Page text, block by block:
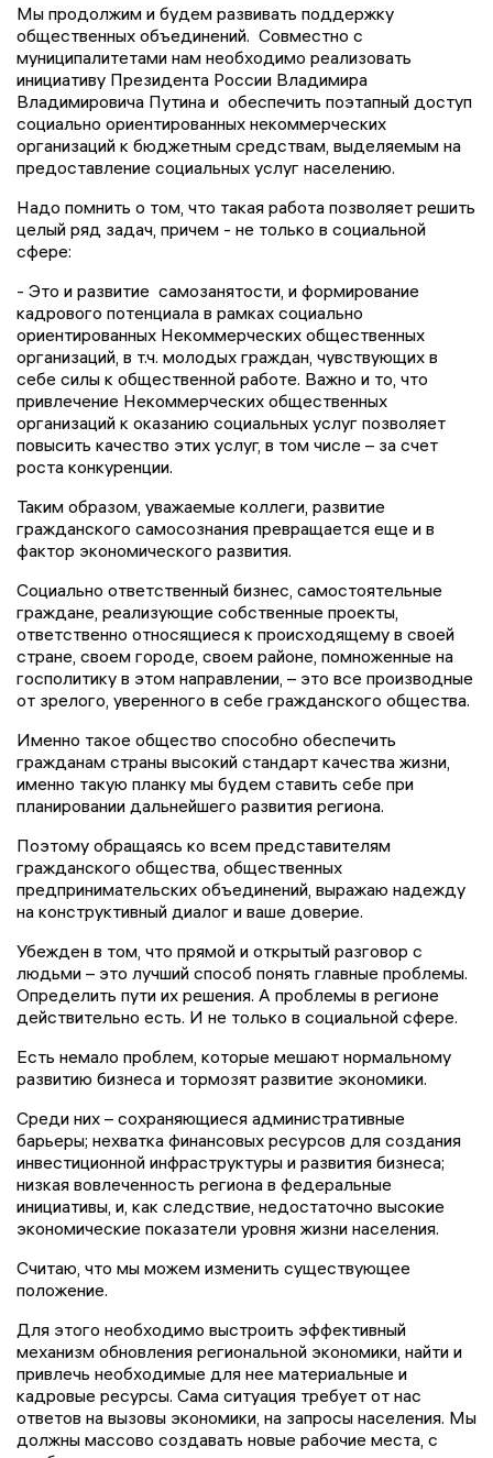
Мы продолжим и будем развивать поддержку
общественных объединений. Совместно с
муниципалитетами нам необходимо реализовать
инициативу Президента России Владимира
Владимировича Путина и обеспечить поэтапный доступ
социально ориентированных некоммерческих
организаций к бюджетным средствам, выделяемым на
предоставление социальных услуг населению.
Надо помнить о том, что такая работа позволяет решить
целый ряд задач, причем - не только в социальной
сфере:
- Это и развитие самозанятости, и формирование
кадрового потенциала в рамках социально
ориентированных Некоммерческих общественных
организаций, в т.ч. молодых граждан, чувствующих в
себе силы к общественной работе. Важно и то, что
привлечение Некоммерческих общественных
организаций к оказанию социальных услуг позволяет
повысить качество этих услуг, в том числе – за счет
роста конкуренции.
Таким образом, уважаемые коллеги, развитие
гражданского самосознания превращается еще и в
фактор экономического развития.
Социально ответственный бизнес, самостоятельные
граждане, реализующие собственные проекты,
ответственно относящиеся к происходящему в своей
стране, своем городе, своем районе, помноженные на
госполитику в этом направлении, – это все производные
от зрелого, уверенного в себе гражданского общества.
Именно такое общество способно обеспечить
гражданам страны высокий стандарт качества жизни,
именно такую планку мы будем ставить себе при
планировании дальнейшего развития региона.
Поэтому обращаясь ко всем представителям
гражданского общества, общественных
предпринимательских объединений, выражаю надежду
на конструктивный диалог и ваше доверие.
Убежден в том, что прямой и открытый разговор с
людьми – это лучший способ понять главные проблемы.
Определить пути их решения. А проблемы в регионе
действительно есть. И не только в социальной сфере.
Есть немало проблем, которые мешают нормальному
развитию бизнеса и тормозят развитие экономики.
Среди них – сохраняющиеся административные
барьеры; нехватка финансовых ресурсов для создания
инвестиционной инфраструктуры и развития бизнеса;
низкая вовлеченность региона в федеральные
инициативы, и, как следствие, недостаточно высокие
экономические показатели уровня жизни населения.
Считаю, что мы можем изменить существующее
положение.
Для этого необходимо выстроить эффективный
механизм обновления региональной экономики, найти и
привлечь необходимые для нее материальные и
кадровые ресурсы. Сама ситуация требует от нас
ответов на вызовы экономики, на запросы населения. Мы
должны массово создавать новые рабочие места, с